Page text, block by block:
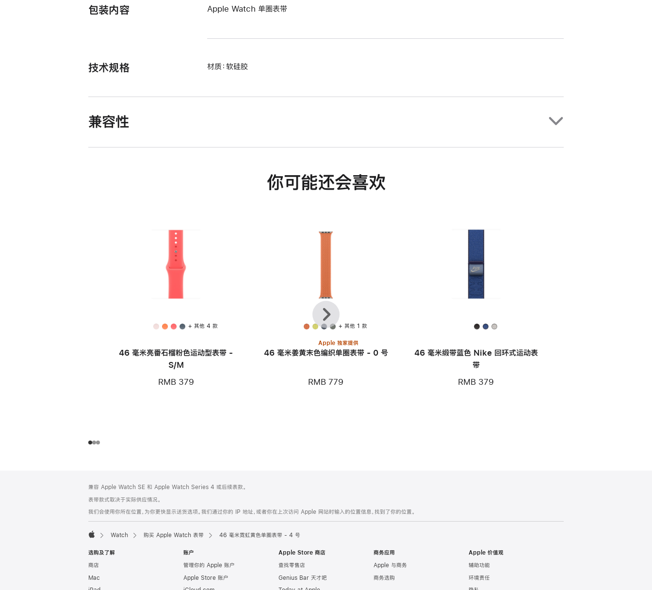
包装内容 Apple Watch 单圈表带
技术规格 材质：软硅胶
兼容性
你可能还会喜欢
+ 其他 4 款
46 毫米亮番石榴粉色运动型表带 -
S/M
RMB 379
+ 其他 1 款
Apple 独家提供
46 毫米姜黄末色编织单圈表带 - 0 号
RMB 779
46 毫米缎带蓝色 Nike 回环式运动表
带
RMB 379
上
一
个
下
一
个
页
页
脚
注
兼容 Apple Watch SE 和 Apple Watch Series 4 或后续表款。
表带款式取决于实际供应情况。
我们会使用你所在位置，为你更快显示送货选项。我们通过你的 IP 地址，或者你在上次访问 Apple 网站时输入的位置信息，找到了你的位置。
Watch 购买 Apple Watch 表带 46 毫米霓虹黄色单圈表带 - 4 号
选购及了解
商店
Mac
账户
管理你的 Apple 账户
Apple Store 账户
Apple Store 商店
查找零售店
Genius Bar 天才吧
商务应用
Apple 与商务
商务选购
Apple 价值观
辅助功能
环境责任